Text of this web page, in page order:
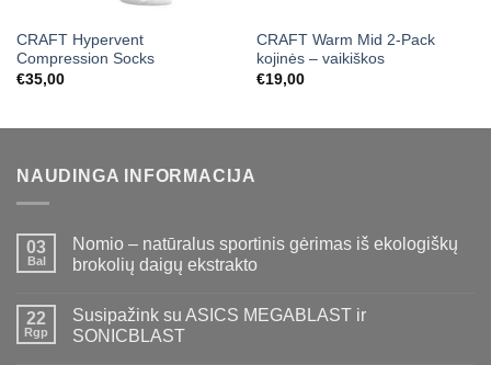
CRAFT Hypervent
Compression Socks
€35,00
CRAFT Warm Mid 2-Pack
kojinės – vaikiškos
€19,00
NAUDINGA INFORMACIJA
03
Bal
Nomio – natūralus sportinis gėrimas iš ekologiškų
brokolių daigų ekstrakto
22
Rgp
Susipažink su ASICS MEGABLAST ir
SONICBLAST